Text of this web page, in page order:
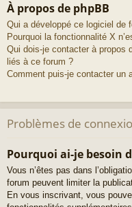
À propos de phpBB
Qui a développé ce logiciel de
Pourquoi la fonctionnalité X
Qui dois-je contacter à propos
liés à ce forum ?
Comment puis-je contacter un
Problèmes de
Pourquoi ai-je besoin
Vous n’êtes pas dans
forum peuvent limiter la
En vous inscrivant, vous